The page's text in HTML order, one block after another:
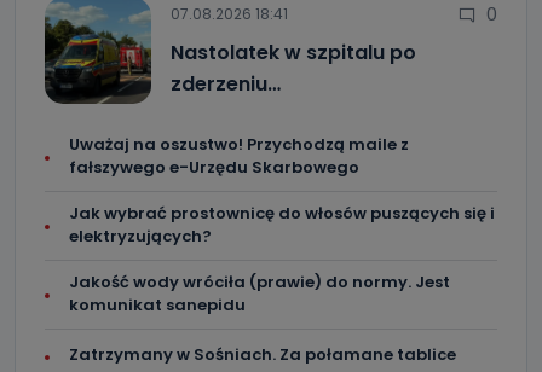
07.08.2026 18:41 0
Nastolatek w szpitalu po
zderzeniu…
Uważaj na oszustwo! Przychodzą maile z
fałszywego e-Urzędu Skarbowego
Jak wybrać prostownicę do włosów puszących się i
elektryzujących?
Jakość wody wróciła (prawie) do normy. Jest
komunikat sanepidu
Zatrzymany w Sośniach. Za połamane tablice